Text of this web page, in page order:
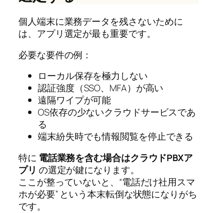
個人端末に業務データを残さないために
は、アプリ選定が最も重要です。
必要な要件の例：
ローカル保存を極力しない
認証強度（SSO、MFA）が高い
遠隔ワイプが可能
OS依存の少ないクラウドサービスであ
る
端末紛失時でも情報閲覧を停止できる
特に 電話業務を含む場合はクラウドPBXア
プリ の選定が鍵になります。
ここが整っていないと、“電話だけ社用スマ
ホが必要” という本末転倒な状態になりがち
です。